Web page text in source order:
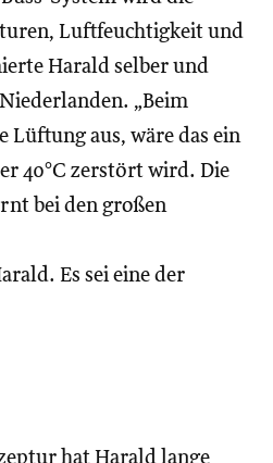
Luftfeuchtigkeit und
Harald selber und
„Beim
Lüftung aus, wäre das ein
40°C zerstört wird. Die
bei den großen
Es sei eine der
hat Harald lange